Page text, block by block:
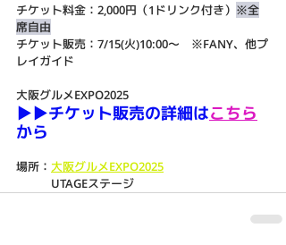
チケット料金：2,000円（1ドリンク付き） ※全
席自由
チケット販売：7/15(火)10:00〜　※FANY、他プ
レイガイド
大阪グルメEXPO2025
▶︎▶︎チケット販売の詳細はこちら
から
場所： 大阪グルメEXPO2025
UTAGEステージ